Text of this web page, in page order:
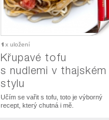
1 x uložení
Křupavé tofu
s nudlemi v thajském
stylu
Učím se vařit s tofu, toto je výborný
recept, který chutná i mě.